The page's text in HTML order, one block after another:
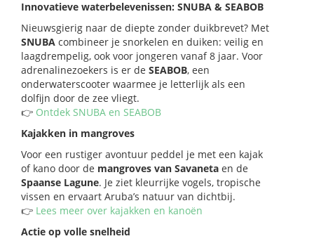
Innovatieve waterbelevenissen: SNUBA & SEABOB
Nieuwsgierig naar de diepte zonder duikbrevet? Met
SNUBA combineer je snorkelen en duiken: veilig en
laagdrempelig, ook voor jongeren vanaf 8 jaar. Voor
adrenalinezoekers is er de SEABOB, een
onderwaterscooter waarmee je letterlijk als een
dolfijn door de zee vliegt.
👉 Ontdek SNUBA en SEABOB
Kajakken in mangroves
Voor een rustiger avontuur peddel je met een kajak
of kano door de mangroves van Savaneta en de
Spaanse Lagune. Je ziet kleurrijke vogels, tropische
vissen en ervaart Aruba’s natuur van dichtbij.
👉 Lees meer over kajakken en kanoën
Actie op volle snelheid